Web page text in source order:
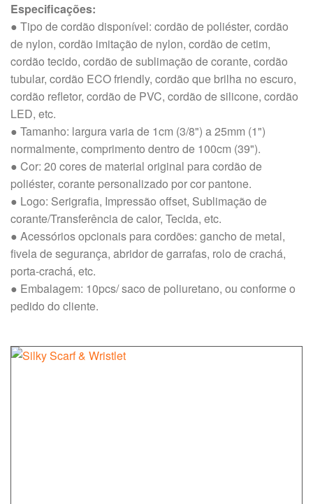
Especificações:
● Tipo de cordão disponível: cordão de poliéster, cordão
de nylon, cordão imitação de nylon, cordão de cetim,
cordão tecido, cordão de sublimação de corante, cordão
tubular, cordão ECO friendly, cordão que brilha no escuro,
cordão refletor, cordão de PVC, cordão de silicone, cordão
LED, etc.
● Tamanho: largura varia de 1cm (3/8") a 25mm (1")
normalmente, comprimento dentro de 100cm (39").
● Cor: 20 cores de material original para cordão de
poliéster, corante personalizado por cor pantone.
● Logo: Serigrafia, Impressão offset, Sublimação de
corante/Transferência de calor, Tecida, etc.
● Acessórios opcionais para cordões: gancho de metal,
fivela de segurança, abridor de garrafas, rolo de crachá,
porta-crachá, etc.
● Embalagem: 10pcs/ saco de poliuretano, ou conforme o
pedido do cliente.